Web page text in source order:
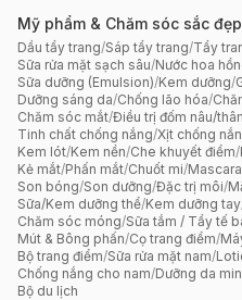
Mỹ phẩm & Chăm sóc sắc đẹp
Dầu tẩy trang/Sáp tẩy trang/Tẩy
Sữa rửa mặt sạch sâu/Nước hoa
Sữa dưỡng (Emulsion)/Kem dưỡng/
Dưỡng sáng da/Chống lão hóa/
Chăm sóc mắt/Điều trị đốm nâu/
Tinh chất chống nắng/Xịt chống
Kem lót/Kem nền/Che khuyết điểm/
Kẻ mắt/Phấn mắt/Chuốt mi/
Son bóng/Son dưỡng/Đặc trị môi/
Sữa/Kem dưỡng thể/Kem dưỡng tay
Chăm sóc móng/Sữa tắm / Tẩy tế
Mút & Bông phấn/Cọ trang điểm/
Bộ trang điểm/Sữa rửa mặt nam/
Chống nắng cho nam/Dưỡng da
Bộ du lịch